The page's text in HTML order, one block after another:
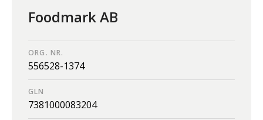
Foodmark AB
ORG. NR.
556528-1374
GLN
7381000083204